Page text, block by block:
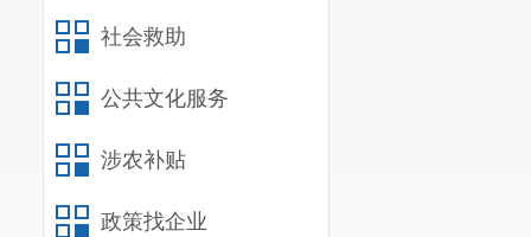
社会救助
公共文化服务
涉农补贴
政策找企业